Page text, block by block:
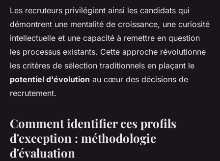
Les recruteurs privilégient ainsi les candidats qui
démontrent une mentalité de croissance, une curiosité
intellectuelle et une capacité à remettre en question
les processus existants. Cette approche révolutionne
les critères de sélection traditionnels en plaçant le
potentiel d'évolution au cœur des décisions de
recrutement.
Comment identifier ces profils
d'exception : méthodologie
d'évaluation